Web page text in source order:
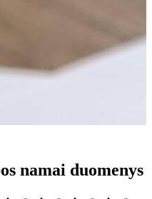
namai duomenys